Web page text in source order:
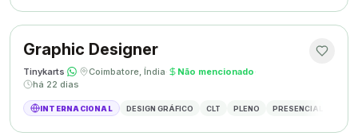
Graphic Designer
Tinykarts· · Coimbatore, Índia· Não mencionado·
há 22 dias
INTERNACIONAL DESIGN GRÁFICO CLT PLENO PRESENCIAL